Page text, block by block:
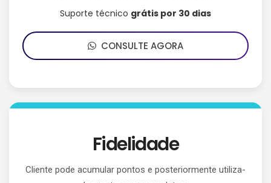
Suporte técnico grátis por 30 dias
CONSULTE AGORA
Fidelidade
Cliente pode acumular pontos e posteriormente utiliza-